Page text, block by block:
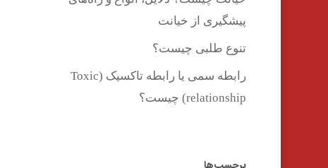
پیشگیری از خیانت
تنوع طلبی چیست؟
رابطه سمی یا رابطه تاکسیک (Toxic
relationship) چیست؟